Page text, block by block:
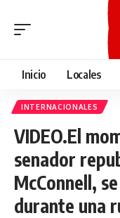
Inicio Locales
INTERNACIONALES
VIDEO.El
senador
McConnell,
durante una